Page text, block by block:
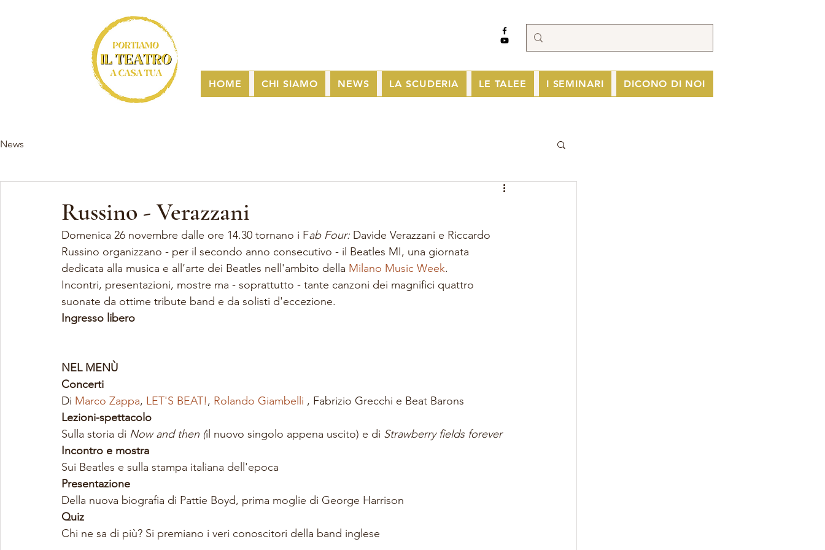
News
Russino - Verazzani
Domenica 26 novembre dalle ore 14.30 tornano i Fab Four: Davide Verazzani e Riccardo
Russino organizzano - per il secondo anno consecutivo - il Beatles MI, una giornata
dedicata alla musica e all’arte dei Beatles nell'ambito della Milano Music Week.
Incontri, presentazioni, mostre ma - soprattutto - tante canzoni dei magnifici quattro
suonate da ottime tribute band e da solisti d'eccezione.
Ingresso libero
NEL MENÙ
Concerti
Di Marco Zappa, LET'S BEAT!, Rolando Giambelli , Fabrizio Grecchi e Beat Barons
Lezioni-spettacolo
Sulla storia di Now and then (il nuovo singolo appena uscito) e di Strawberry fields forever
Incontro e mostra
Sui Beatles e sulla stampa italiana dell'epoca
Presentazione
Della nuova biografia di Pattie Boyd, prima moglie di George Harrison
Quiz
Chi ne sa di più? Si premiano i veri conoscitori della band inglese
HOME CHI SIAMO NEWS LA SCUDERIA LE TALEE I SEMINARI DICONO DI NOI